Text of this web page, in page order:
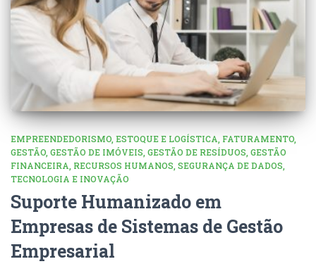
EMPREENDEDORISMO ESTOQUE E LOGÍSTICA FATURAMENTO
GESTÃO GESTÃO DE IMÓVEIS GESTÃO DE RESÍDUOS GESTÃO
FINANCEIRA RECURSOS HUMANOS SEGURANÇA DE DADOS
TECNOLOGIA E INOVAÇÃO
Suporte Humanizado em
Empresas de Sistemas de Gestão
Empresarial